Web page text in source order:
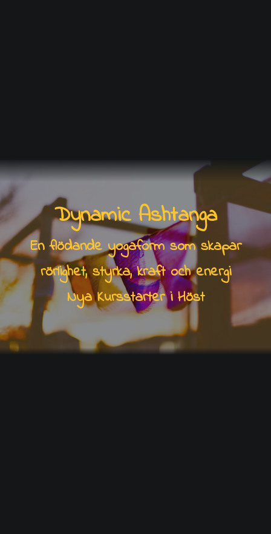
Dynamic Ashtanga
En flödande yogaform som skapar
rörlighet, styrka, kraft och energi
Nya Kursstarter i Höst